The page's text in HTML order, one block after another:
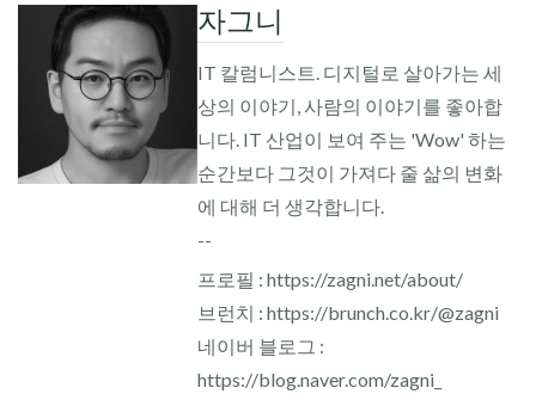
자그니
IT 칼럼니스트. 디지털로 살아가는 세
상의 이야기, 사람의 이야기를 좋아합
니다. IT 산업이 보여 주는 'Wow' 하는
순간보다 그것이 가져다 줄 삶의 변화
에 대해 더 생각합니다.
--
프로필 : https://zagni.net/about/
브런치 : https://brunch.co.kr/@zagni
네이버 블로그 :
https://blog.naver.com/zagni_